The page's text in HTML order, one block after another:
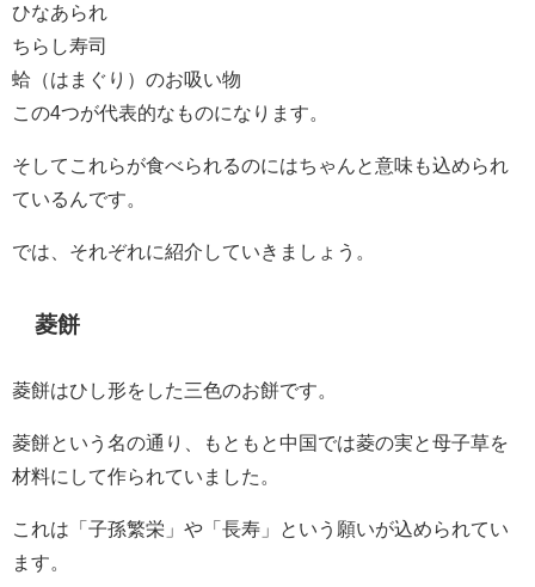
ひなあられ
ちらし寿司
蛤（はまぐり）のお吸い物
この4つが代表的なものになります。
そしてこれらが食べられるのにはちゃんと意味も込められ
ているんです。
では、それぞれに紹介していきましょう。
菱餅
菱餅はひし形をした三色のお餅です。
菱餅という名の通り、もともと中国では菱の実と母子草を
材料にして作られていました。
これは「子孫繁栄」や「長寿」という願いが込められてい
ます。